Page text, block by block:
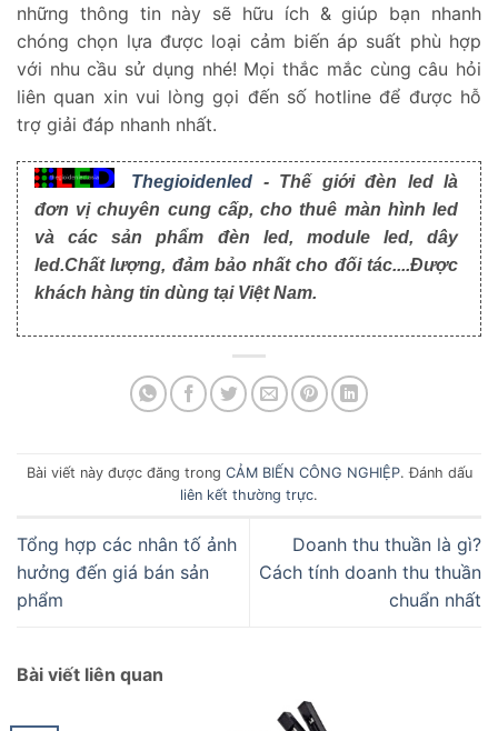
những thông tin này sẽ hữu ích & giúp bạn nhanh
chóng chọn lựa được loại cảm biến áp suất phù hợp
với nhu cầu sử dụng nhé! Mọi thắc mắc cùng câu hỏi
liên quan xin vui lòng gọi đến số hotline để được hỗ
trợ giải đáp nhanh nhất.
Thegioidenled - Thế giới đèn led là
đơn vị chuyên cung cấp, cho thuê màn hình led
và các sản phẩm đèn led, module led, dây
led.Chất lượng, đảm bảo nhất cho đối tác....Được
khách hàng tin dùng tại Việt Nam.
Bài viết này được đăng trong CẢM BIẾN CÔNG NGHIỆP. Đánh dấu
liên kết thường trực.
Tổng hợp các nhân tố ảnh
hưởng đến giá bán sản
phẩm
Doanh thu thuần là gì?
Cách tính doanh thu thuần
chuẩn nhất
Bài viết liên quan